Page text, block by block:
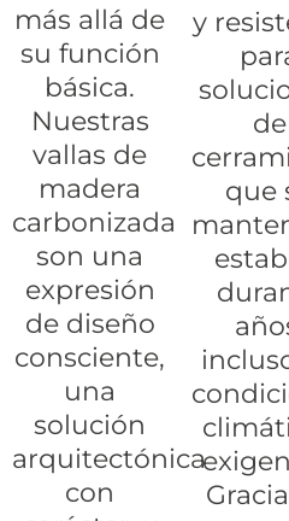
más allá de
su función
básica.
Nuestras
vallas de
madera
carbonizada
son una
expresión
de diseño
consciente,
una
solución
arquitectónica
con
y
de
que